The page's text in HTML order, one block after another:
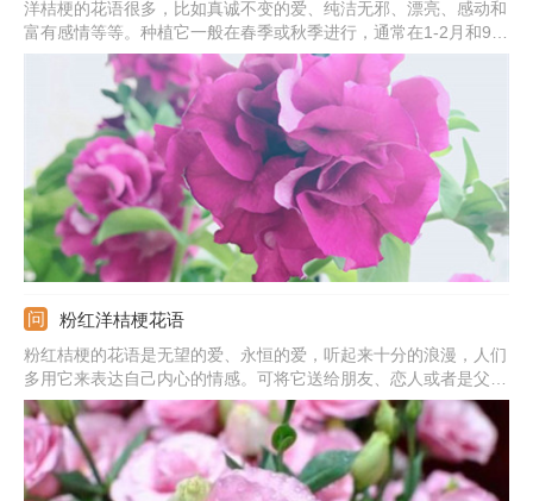
洋桔梗的花语很多，比如真诚不变的爱、纯洁无邪、漂亮、感动和
富有感情等等。种植它一般在春季或秋季进行，通常在1-2月和9-
10月。用腐叶土、园土和腐熟的有机质搭配制作成培养土，将包衣
种子播到土壤表面，不用额外覆土。播种后温度控制在22-25℃之
间，12-15天即可发芽。
粉红洋桔梗花语
粉红桔梗的花语是无望的爱、永恒的爱，听起来十分的浪漫，人们
多用它来表达自己内心的情感。可将它送给朋友、恋人或者是父
母，桔梗不止有粉红色的，还有紫色的、绿色的，花语都不一样。
紫色的花语是高贵永恒的爱，绿色的花语是自信和坚强。